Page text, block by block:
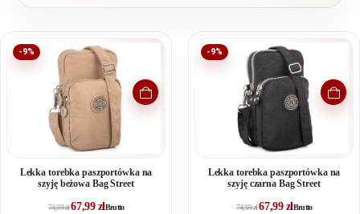
-9%
Lekka torebka paszportówka na
szyję beżowa Bag Street
74,99zł67,99 złBrutto
-9%
Lekka torebka paszportówka na
szyję czarna Bag Street
74,99zł67,99 złBrutto